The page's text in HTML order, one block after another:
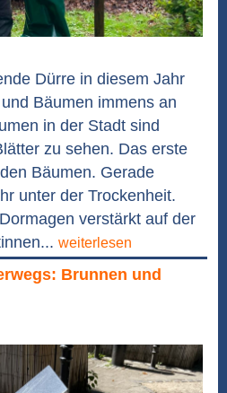
Dürre in diesem Jahr
Bäumen immens an
in der Stadt sind
zu sehen. Das erste
Bäumen. Gerade
unter der Trockenheit.
verstärkt auf der
weiterlesen
Brunnen und